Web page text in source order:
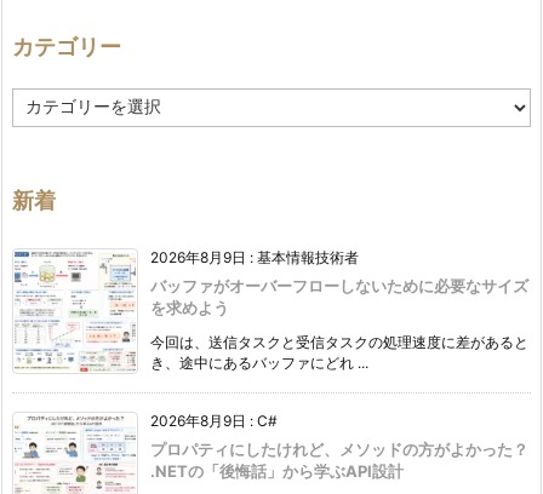
カテゴリー
テ
ー
新着
2026年8月9日 : 基本情報技術者
バッファがオーバーフローしないために必要なサイズ
を求めよう
今回は、送信タスクと受信タスクの処理速度に差があると
き、途中にあるバッファにどれ ...
2026年8月9日 : C#
プロパティにしたけれど、メソッドの方がよかった？
.NETの「後悔話」から学ぶAPI設計